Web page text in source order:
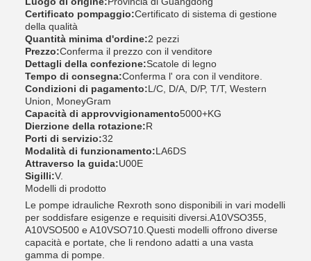
Certificato pompaggio:Certificato di sistema di gestione
della qualità
Quantità minima d'ordine:2 pezzi
Prezzo:Conferma il prezzo con il venditore
Dettagli della confezione:Scatole di legno
Tempo di consegna:Conferma l' ora con il venditore.
Condizioni di pagamento:L/C, D/A, D/P, T/T, Western
Union, MoneyGram
Capacità di approvvigionamento5000+KG
Dierzione della rotazione:R
Porti di servizio:32
Modalità di funzionamento:LA6DS
Attraverso la guida:U00E
Sigilli:V.
Modelli di prodotto
Le pompe idrauliche Rexroth sono disponibili in vari modelli
per soddisfare esigenze e requisiti diversi.A10VSO355,
A10VSO500 e A10VSO710.Questi modelli offrono diverse
capacità e portate, che li rendono adatti a una vasta
gamma di pompe.